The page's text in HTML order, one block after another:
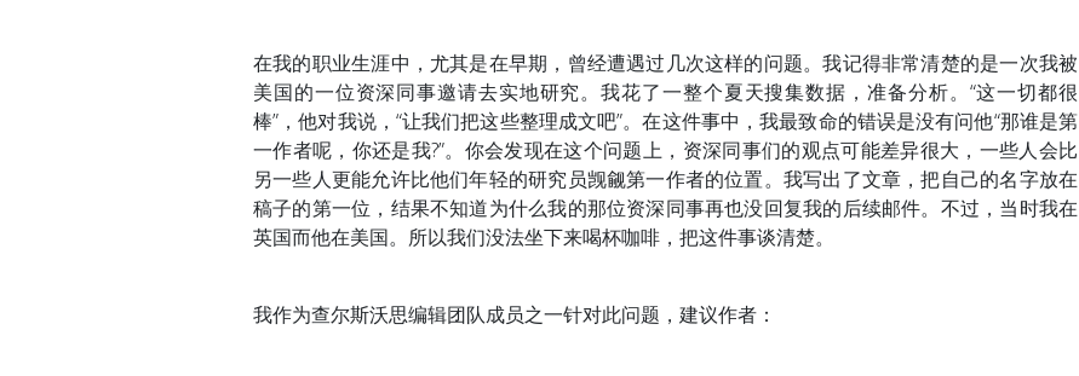
在我的职业生涯中，尤其是在早期，曾经遭遇过几次这样的问题。我记得非常清楚的是一次我被
美国的一位资深同事邀请去实地研究。我花了一整个夏天搜集数据，准备分析。“这一切都很
棒”，他对我说，“让我们把这些整理成文吧”。在这件事中，我最致命的错误是没有问他“那谁是第
一作者呢，你还是我?”。你会发现在这个问题上，资深同事们的观点可能差异很大，一些人会比
另一些人更能允许比他们年轻的研究员觊觎第一作者的位置。我写出了文章，把自己的名字放在
稿子的第一位，结果不知道为什么我的那位资深同事再也没回复我的后续邮件。不过，当时我在
英国而他在美国。所以我们没法坐下来喝杯咖啡，把这件事谈清楚。
我作为查尔斯沃思编辑团队成员之一针对此问题，建议作者：